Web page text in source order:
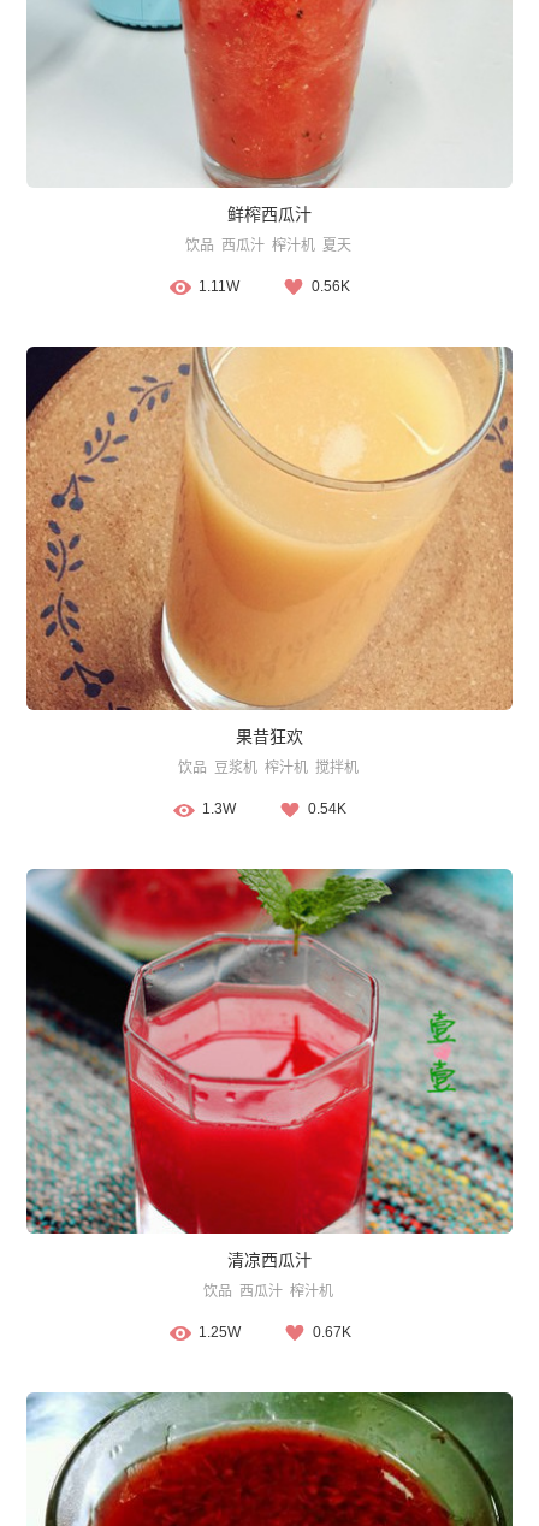
鲜榨西瓜汁
饮品 西瓜汁 榨汁机 夏天
1.11W 0.56K
果昔狂欢
饮品 豆浆机 榨汁机 搅拌机
1.3W 0.54K
清凉西瓜汁
饮品 西瓜汁 榨汁机
1.25W 0.67K